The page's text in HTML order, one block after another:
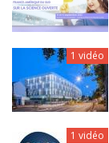
1 vidéo
1 vidéo